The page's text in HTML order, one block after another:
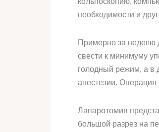
необходимости и
Примерно за неделю
свести к минимуму
голодный режим, а в
анестезии.
Лапаротомия
большой разрез на